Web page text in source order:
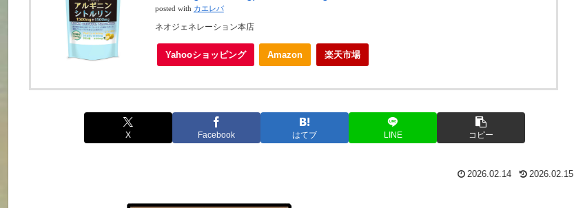
posted with カエレバ
ネオジェネレーション本店
Yahooショッピング Amazon 楽天市場
X Facebook はてブ LINE コピー
2026.02.14 2026.02.15